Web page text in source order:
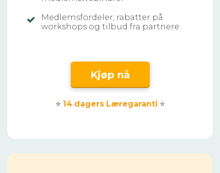
Medlemsfordeler; rabatter på
workshops og tilbud fra partnere
Kjøp nå
⭐ 14 dagers Læregaranti ⭐